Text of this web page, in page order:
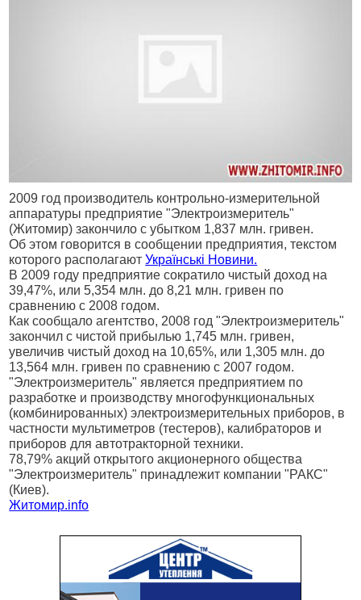
2009 год производитель контрольно-измерительной
аппаратуры предприятие "Электроизмеритель"
(Житомир) закончило с убытком 1,837 млн. гривен.
Об этом говорится в сообщении предприятия, текстом
которого располагаютУкраїнські Новини.
В 2009 году предприятие сократило чистый доход на
39,47%, или 5,354 млн. до 8,21 млн. гривен по
сравнению с 2008 годом.
Как сообщало агентство, 2008 год "Электроизмеритель"
закончил с чистой прибылью 1,745 млн. гривен,
увеличив чистый доход на 10,65%, или 1,305 млн. до
13,564 млн. гривен по сравнению с 2007 годом.
"Электроизмеритель" является предприятием по
разработке и производству многофункциональных
(комбинированных) электроизмерительных приборов, в
частности мультиметров (тестеров), калибраторов и
приборов для автотракторной техники.
78,79% акций открытого акционерного общества
"Электроизмеритель" принадлежит компании "РАКС"
(Киев).
Житомир.info